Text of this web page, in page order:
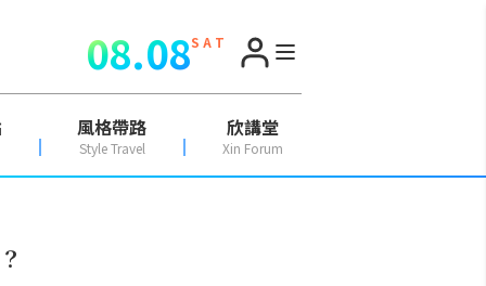
08.08S A T
風格帶路
Style Travel
欣講堂
Xin Forum